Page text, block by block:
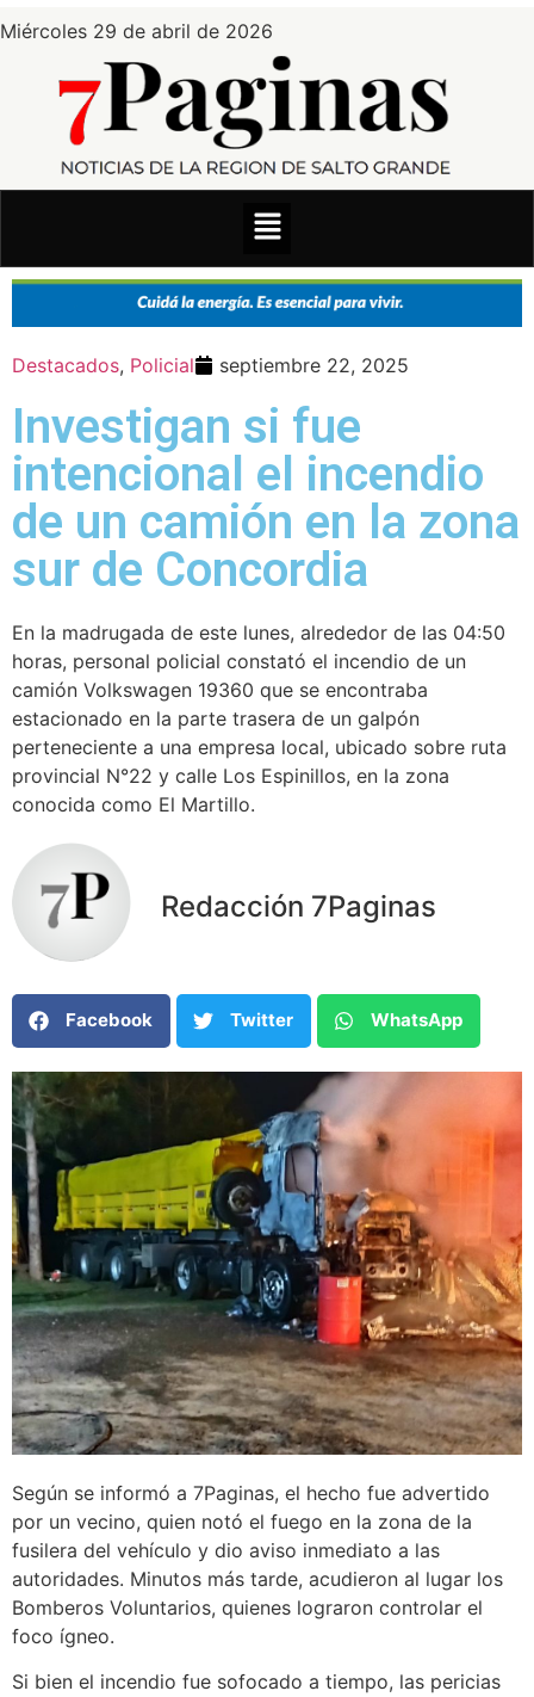
Miércoles 29 de abril de 2026
Destacados, Policial septiembre 22, 2025
Investigan si fue
intencional el incendio
de un camión en la zona
sur de Concordia
En la madrugada de este lunes, alrededor de las 04:50
horas, personal policial constató el incendio de un
camión Volkswagen 19360 que se encontraba
estacionado en la parte trasera de un galpón
perteneciente a una empresa local, ubicado sobre ruta
provincial N°22 y calle Los Espinillos, en la zona
conocida como El Martillo.
Redacción 7Paginas
Facebook Twitter WhatsApp
Según se informó a 7Paginas, el hecho fue advertido
por un vecino, quien notó el fuego en la zona de la
fusilera del vehículo y dio aviso inmediato a las
autoridades. Minutos más tarde, acudieron al lugar los
Bomberos Voluntarios, quienes lograron controlar el
foco ígneo.
Si bien el incendio fue sofocado a tiempo, las pericias